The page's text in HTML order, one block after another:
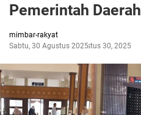
Pemerintah Daerah
mimbar-rakyat
Sabtu, 30 Agustus 2025Agustus 30, 2025